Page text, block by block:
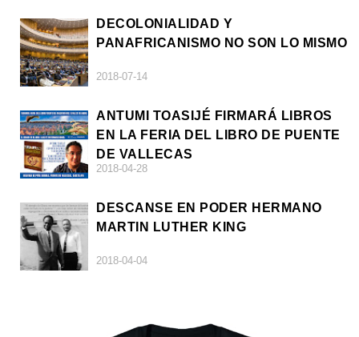
DECOLONIALIDAD Y
PANAFRICANISMO NO SON LO MISMO
2018-07-14
ANTUMI TOASIJÉ FIRMARÁ LIBROS
EN LA FERIA DEL LIBRO DE PUENTE
DE VALLECAS
2018-04-28
DESCANSE EN PODER HERMANO
MARTIN LUTHER KING
2018-04-04